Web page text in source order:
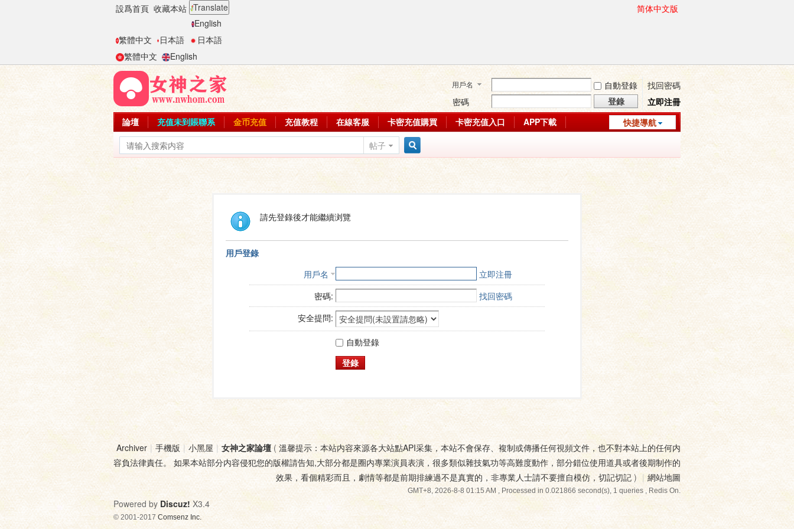
設爲首頁 收藏本站 Translate
English
繁體中文
日本語
日本語
繁體中文
English
简体中文版
用戶名 自動登錄
找回密碼
密碼
登錄
立即注冊
快捷導航
論壇 充值未到賬聯系 金币充值 充值教程 在線客服 卡密充值購買 卡密充值入口
APP下載
帖子
請先登錄後才能繼續浏覽
用戶登錄
用戶名
立即注冊
密碼:
找回密碼
安全提問:
自動登錄
登錄
Archiver | 手機版 | 小黑屋 | 女神之家論壇( 溫馨提示：本站内容來源各大站點API采集，本站不會保存、複制或傳播任何視頻文件，也不對本站上的任何内
容負法律責任。 如果本站部分内容侵犯您的版權請告知,大部分都是圈内專業演員表演，很多類似雜技氣功等高難度動作，部分錯位使用道具或者後期制作的
效果，看個精彩而且，劇情等都是前期排練過不是真實的，非專業人士請不要擅自模仿，切記切記 ) | 網站地圖
GMT+8, 2026-8-8 01:15 AM, Processed in 0.021866 second(s), 1 queries , Redis On.
Powered by Discuz! X3.4
© 2001-2017 Comsenz Inc.